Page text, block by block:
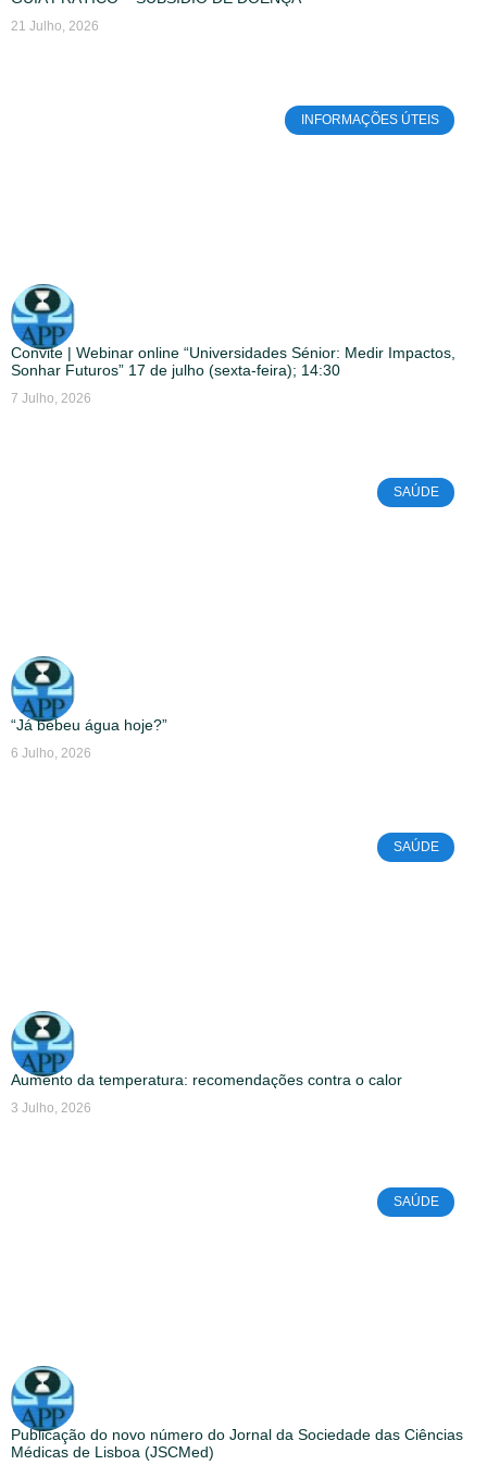
21 Julho, 2026
INFORMAÇÕES ÚTEIS
Convite | Webinar online “Universidades Sénior: Medir Impactos,
Sonhar Futuros” 17 de julho (sexta-feira); 14:30
7 Julho, 2026
SAÚDE
“Já bebeu água hoje?”
6 Julho, 2026
SAÚDE
Aumento da temperatura: recomendações contra o calor
3 Julho, 2026
SAÚDE
Publicação do novo número do Jornal da Sociedade das Ciências
Médicas de Lisboa (JSCMed)